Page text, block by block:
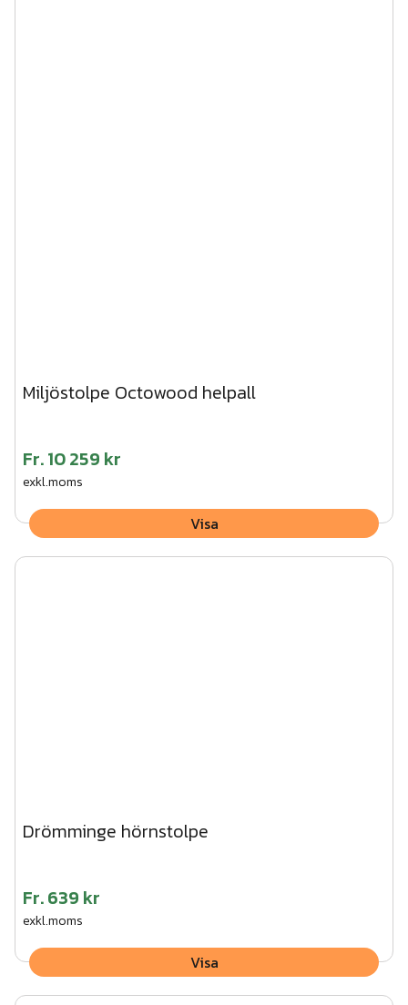
Miljöstolpe Octowood helpall
Fr.10 259 kr
exkl.moms
Visa
Drömminge hörnstolpe
Fr.639 kr
exkl.moms
Visa